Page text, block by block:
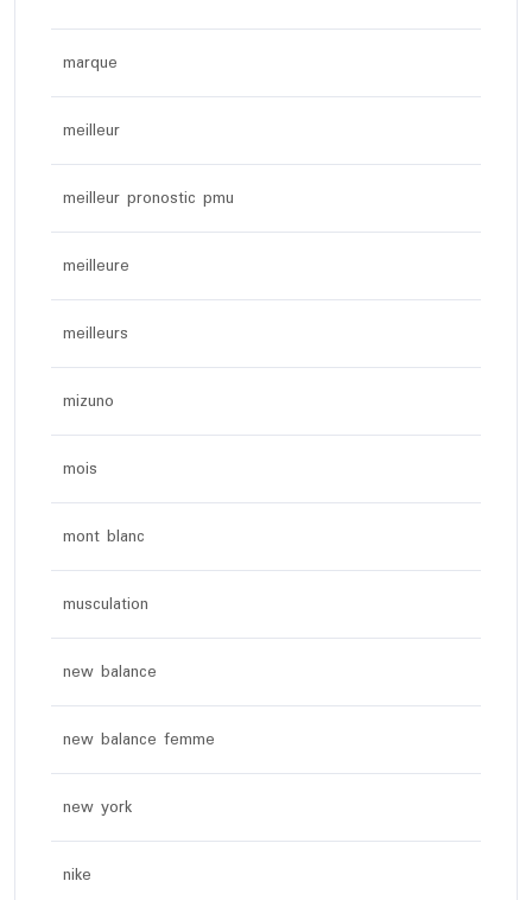
marque
meilleur
meilleur pronostic pmu
meilleure
meilleurs
mizuno
mois
mont blanc
musculation
new balance
new balance femme
new york
nike